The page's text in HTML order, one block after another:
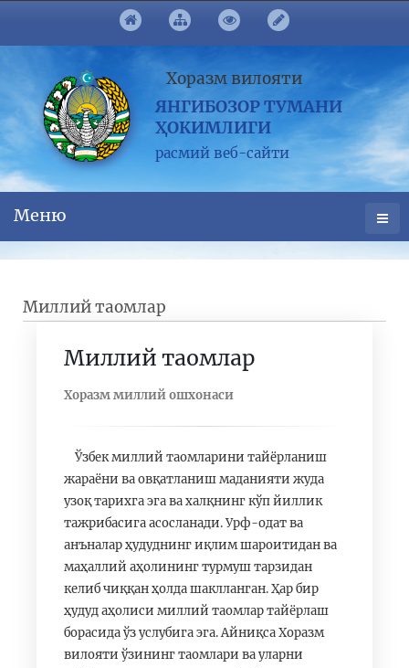
Хоразм вилояти
ЯНГИБОЗОР ТУМАНИ
ҲОКИМЛИГИ
расмий веб-сайти
Меню
Миллий таомлар
Миллий таомлар
Хоразм миллий ошхонаси
Ўзбек миллий таомларини тайёрланиш
жараёни ва овқатланиш маданияти жуда
узоқ тарихга эга ва халқнинг кўп йиллик
тажрибасига асосланади. Урф-одат ва
анъналар ҳудуднинг иқлим шароитидан ва
маҳаллий аҳолининг турмуш тарзидан
келиб чиққан ҳолда шаклланган. Ҳар бир
ҳудуд аҳолиси миллий таомлар тайёрлаш
борасида ўз услубига эга. Айниқса Хоразм
вилояти ўзининг таомлари ва уларни